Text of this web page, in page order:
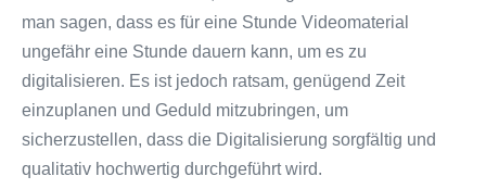
man sagen, dass es für eine Stunde Videomaterial
ungefähr eine Stunde dauern kann, um es zu
digitalisieren. Es ist jedoch ratsam, genügend Zeit
einzuplanen und Geduld mitzubringen, um
sicherzustellen, dass die Digitalisierung sorgfältig und
qualitativ hochwertig durchgeführt wird.